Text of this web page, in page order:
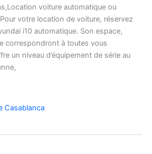
voiture automatique ou
votre location de voiture, réservez
i10 automatique. Son espace,
correspondront à toutes vous
un niveau d’équipement de série au
Casablanca